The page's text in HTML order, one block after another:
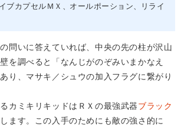
ブカプセルＭＸ オールポーション
リライ
問いに答えていれば、中央の先の柱が沢山
を調べると「なんじがのぞみいまかなえ
り、マサキ／シュウの加入フラグに繋がり
カミキリキッドはＲＸの最強武器ブラック
ます。この入手のためにも敵の強さ的に